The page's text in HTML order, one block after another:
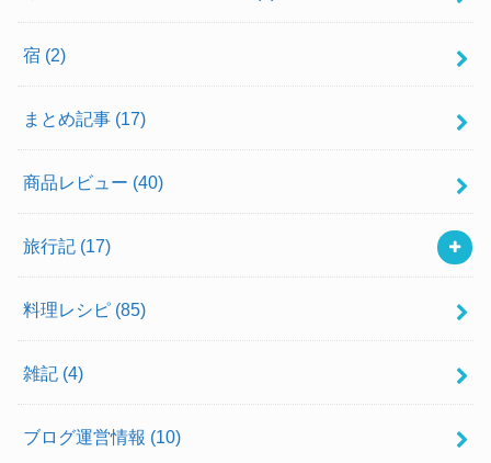
宿 (2)
まとめ記事 (17)
商品レビュー (40)
旅行記 (17)
料理レシピ (85)
雑記 (4)
ブログ運営情報 (10)